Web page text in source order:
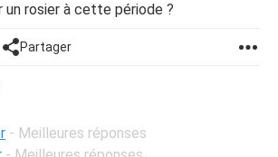
rosier à cette période ?
Partager
- Meilleures réponses